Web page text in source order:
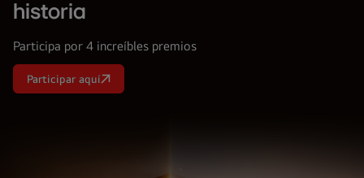
historia
Participa por 4 increíbles premios
Juntos
creamos
Participar aquí